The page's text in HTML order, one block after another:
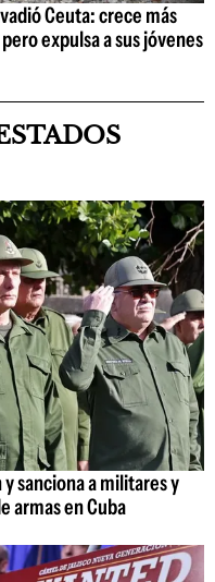
Ceuta: crece más
expulsa a sus jóvenes
sanciona a militares y
armas en Cuba